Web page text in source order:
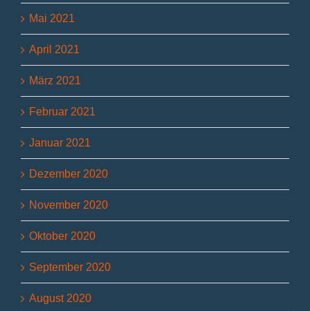
Mai 2021
April 2021
März 2021
Februar 2021
Januar 2021
Dezember 2020
November 2020
Oktober 2020
September 2020
August 2020